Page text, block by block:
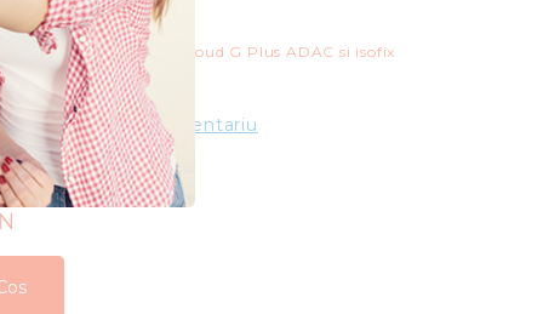
4in1 Mokka cu Cybex Cloud G Plus ADAC si isofix
In Stoc
Adauga un comentariu